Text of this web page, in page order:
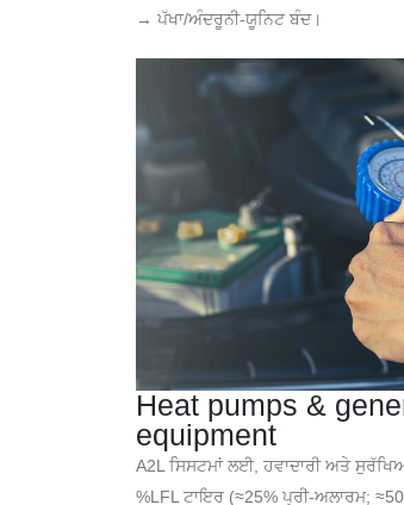
→ ਪੱਖਾ/ਅੰਦਰੂਨੀ-ਯੂਨਿਟ ਬੰਦ।
Heat pumps &
equipment
A2L ਸਿਸਟਮਾਂ ਲਈ, ਹਵਾਦਾਰੀ ਅਤੇ
%LFL ਟਾਇਰ (≈25% ਪ੍ਰੀ-ਅਲਾਰਮ;